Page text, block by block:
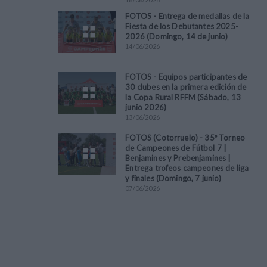
FOTOS - Entrega de medallas de la
Fiesta de los Debutantes 2025-
2026 (Domingo, 14 de junio)
14/06/2026
FOTOS - Equipos participantes de
30 clubes en la primera edición de
la Copa Rural RFFM (Sábado, 13
junio 2026)
13/06/2026
FOTOS (Cotorruelo) - 35º Torneo
de Campeones de Fútbol 7 |
Benjamines y Prebenjamines |
Entrega trofeos campeones de liga
y finales (Domingo, 7 junio)
07/06/2026